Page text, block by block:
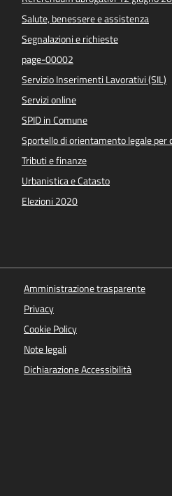
Salute, benessere e assistenza
Segnalazioni e richieste
page-00002
Servizio Inserimenti Lavorativi (SIL)
Servizi online
SPID in Comune
Sportello di orientamento legale per
Tributi e finanze
Urbanistica e Catasto
Elezioni 2020
Amministrazione trasparente
Privacy
Cookie Policy
Note legali
Dichiarazione Accessibilità